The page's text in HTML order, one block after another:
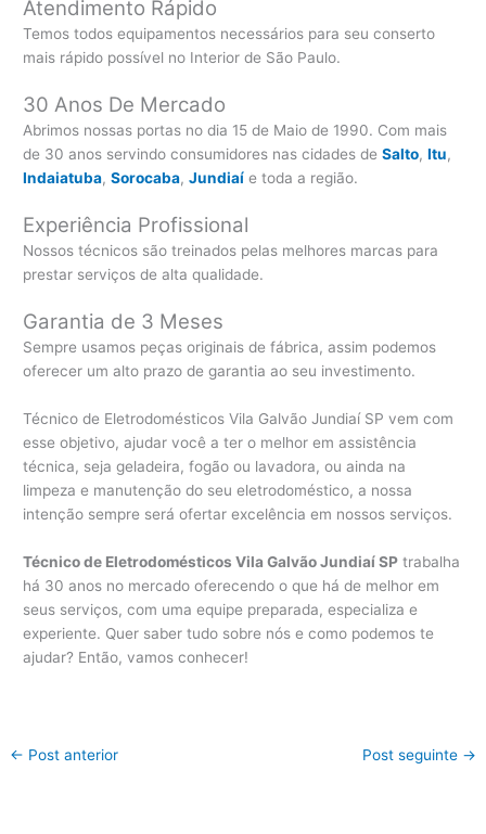
Atendimento Rápido
Temos todos equipamentos necessários para seu conserto
mais rápido possível no Interior de São Paulo.
30 Anos De Mercado
Abrimos nossas portas no dia 15 de Maio de 1990. Com mais
de 30 anos servindo consumidores nas cidades deSalto,Itu,
Indaiatuba,Sorocaba,Jundiaí e toda a região.
Experiência Profissional
Nossos técnicos são treinados pelas melhores marcas para
prestar serviços de alta qualidade.
Garantia de 3 Meses
Sempre usamos peças originais de fábrica, assim podemos
oferecer um alto prazo de garantia ao seu investimento.
Técnico de Eletrodomésticos Vila Galvão Jundiaí SP vem com
esse objetivo, ajudar você a ter o melhor em assistência
técnica, seja geladeira, fogão ou lavadora, ou ainda na
limpeza e manutenção do seu eletrodoméstico, a nossa
intenção sempre será ofertar excelência em nossos serviços.
Técnico de Eletrodomésticos Vila Galvão Jundiaí SP trabalha
há 30 anos no mercado oferecendo o que há de melhor em
seus serviços, com uma equipe preparada, especializa e
experiente. Quer saber tudo sobre nós e como podemos te
ajudar? Então, vamos conhecer!
← Post anterior Post seguinte →